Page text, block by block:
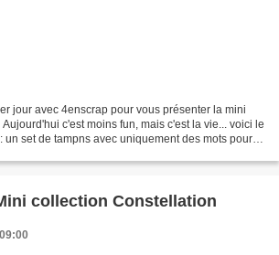
jour avec 4enscrap pour vous présenter la mini
c'est moins fun, mais c'est la vie... voici le
un set de tampns avec uniquement des mots pour
collection Constellation